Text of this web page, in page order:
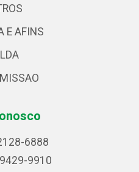
E AFINS
6888
9910